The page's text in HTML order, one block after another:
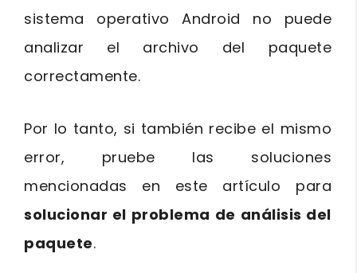
sistema operativo Android no puede
analizar el archivo del paquete
correctamente.
Por lo tanto, si también recibe el mismo
error, pruebe las soluciones
mencionadas en este artículo para
solucionar el problema de análisis del
paquete.